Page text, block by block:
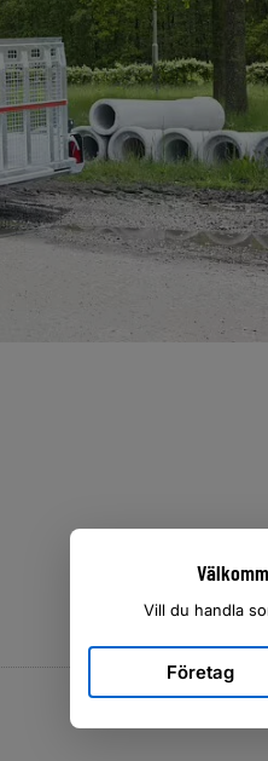
Vill du handla
Företag